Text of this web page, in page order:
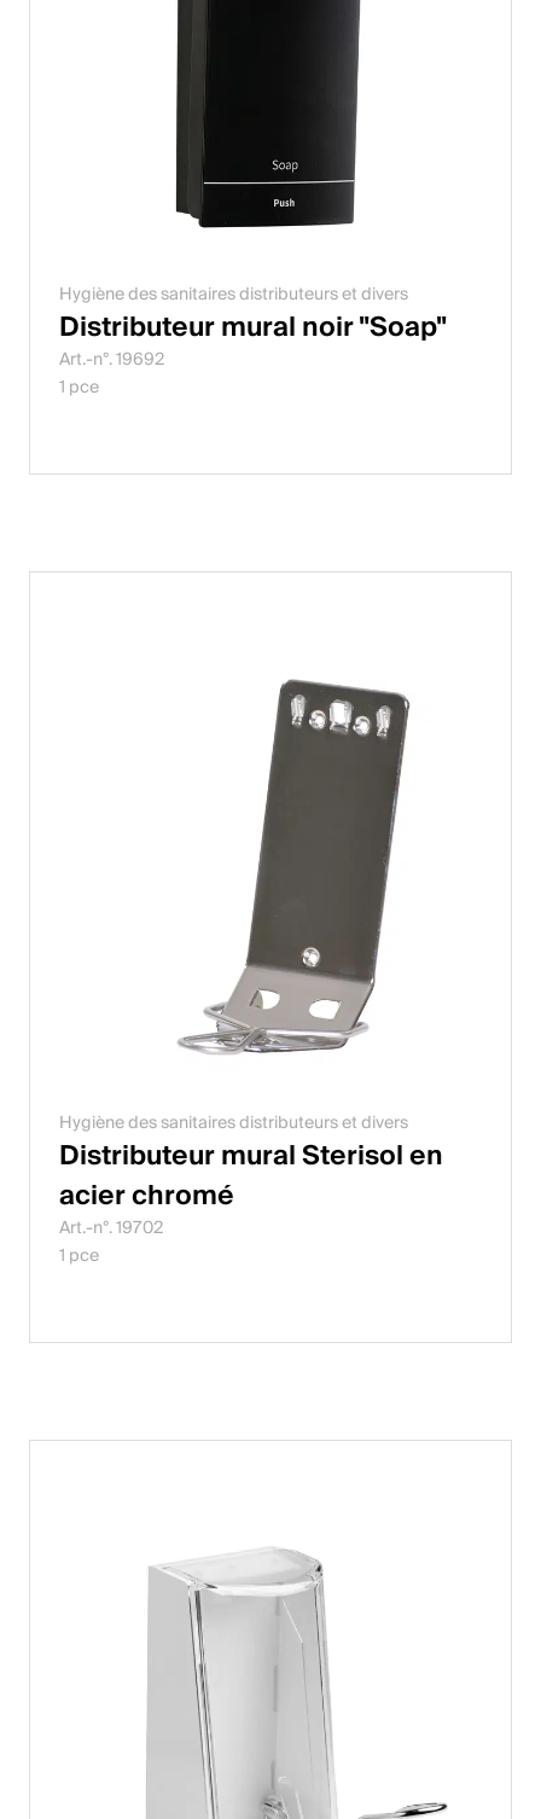
Hygiène des sanitaires distributeurs et divers
Distributeur mural noir "Soap"
Art.-n°. 19692
1 pce
Hygiène des sanitaires distributeurs et divers
Distributeur mural Sterisol en
acier chromé
Art.-n°. 19702
1 pce